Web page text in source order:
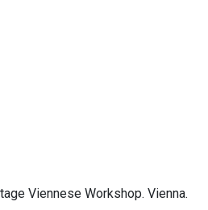
Viennese Workshop. Vienna.